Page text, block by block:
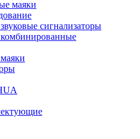
маяки
сигнализаторы